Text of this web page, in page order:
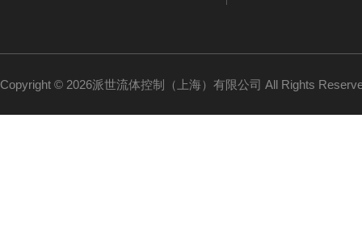
Copyright © 2026派世流体控制（上海）有限公司 All Rights